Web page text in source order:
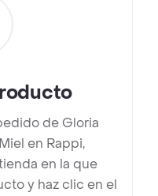
de Gloria
en Rappi,
en la que
y haz clic en el